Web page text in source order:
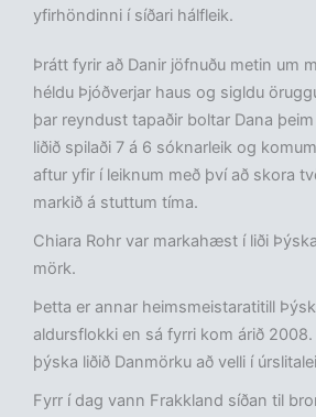
yfirhöndinni í síðari hálfleik.
Þrátt fyrir að Danir jöfnuðu metin um
héldu Þjóðverjar haus og sigldu
þar reyndust tapaðir boltar Dana
liðið spilaði 7 á 6 sóknarleik og
aftur yfir í leiknum með því að skora
markið á stuttum tíma.
Chiara Rohr var markahæst í liði
mörk.
Þetta er annar heimsmeistaratitill
aldursflokki en sá fyrri kom árið
þýska liðið Danmörku að velli í
Fyrr í dag vann Frakkland síðan til